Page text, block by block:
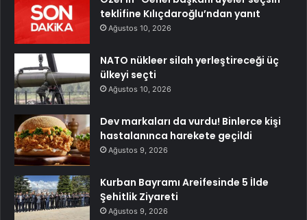
teklifine Kılıçdaroğlu’ndan yanıt
Ağustos 10, 2026
NATO nükleer silah yerleştireceği üç
ülkeyi seçti
Ağustos 10, 2026
Dev markaları da vurdu! Binlerce kişi
hastalanınca harekete geçildi
Ağustos 9, 2026
Kurban Bayramı Areifesinde 5 İlde
Şehitlik Ziyareti
Ağustos 9, 2026